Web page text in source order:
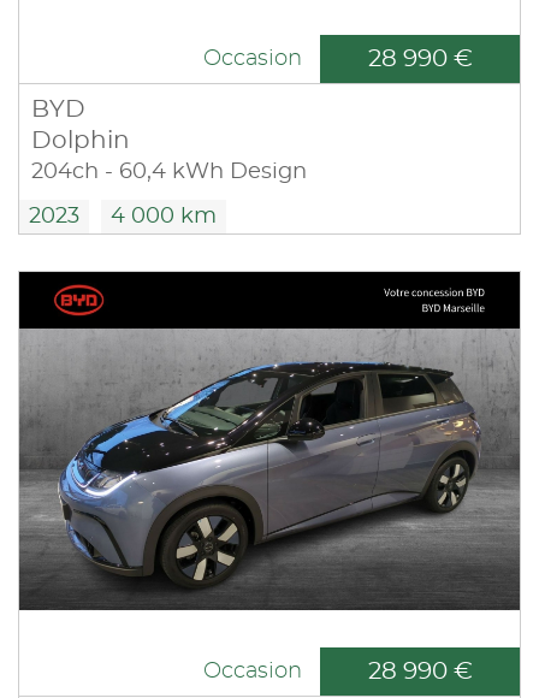
Occasion 28 990 €
BYD
Dolphin
204ch - 60,4 kWh Design
2023 4 000 km
Occasion 28 990 €